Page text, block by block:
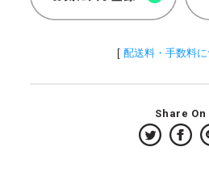
[ 配送料・手数料
Share On